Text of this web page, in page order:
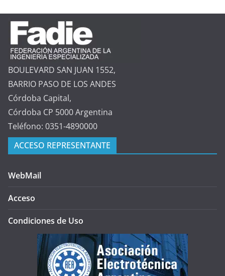
BOULEVARD SAN JUAN 1552,
BARRIO PASO DE LOS ANDES
Córdoba Capital,
Córdoba CP 5000 Argentina
Teléfono: 0351-4890000
ACCESO REPRESENTANTE
WebMail
Acceso
Condiciones de Uso